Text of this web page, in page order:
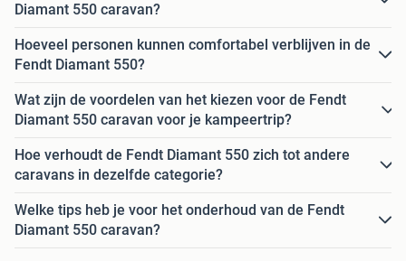
Diamant 550 caravan?
Hoeveel personen kunnen comfortabel verblijven in de
Fendt Diamant 550?
Wat zijn de voordelen van het kiezen voor de Fendt
Diamant 550 caravan voor je kampeertrip?
Hoe verhoudt de Fendt Diamant 550 zich tot andere
caravans in dezelfde categorie?
Welke tips heb je voor het onderhoud van de Fendt
Diamant 550 caravan?